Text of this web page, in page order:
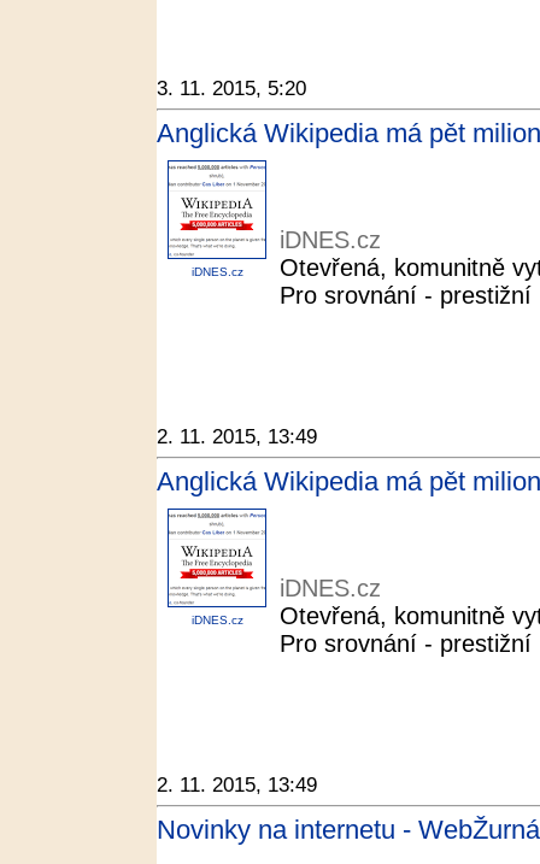
3. 11. 2015, 5:20
Anglická Wikipedia má pět
iDNES.cz
iDNES.cz
Otevřená, komunitně
Pro srovnání - prestižní
2. 11. 2015, 13:49
Anglická Wikipedia má pět
iDNES.cz
iDNES.cz
Otevřená, komunitně
Pro srovnání - prestižní
2. 11. 2015, 13:49
Novinky na internetu -